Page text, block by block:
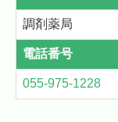
調剤薬局
電話番号
055-975-1228